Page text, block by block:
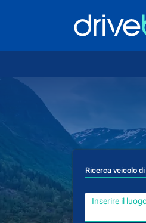
Ricerca veicolo
Inserire il